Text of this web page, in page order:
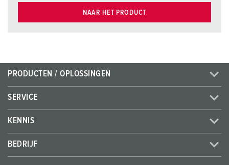
NAAR HET PRODUCT
PRODUCTEN / OPLOSSINGEN
SERVICE
KENNIS
BEDRIJF